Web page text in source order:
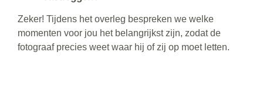
Zeker! Tijdens het overleg bespreken we welke
momenten voor jou het belangrijkst zijn, zodat de
fotograaf precies weet waar hij of zij op moet letten.